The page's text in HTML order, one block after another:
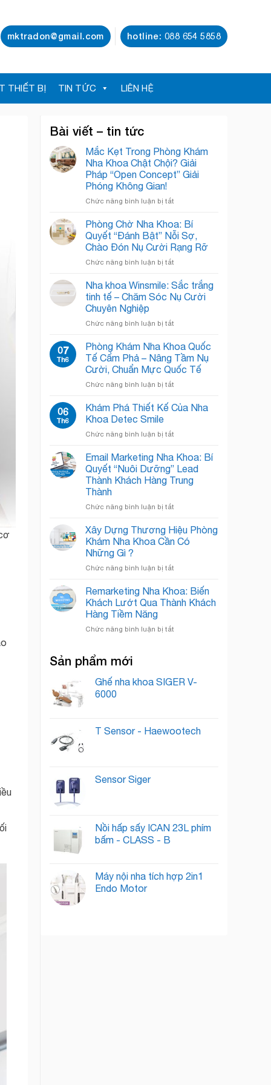
mktradon@gmail.com hotline: 088 654 5858
THIẾT BỊ TIN TỨC LIÊN HỆ
Bài viết – tin tức
Mắc Kẹt Trong Phòng Khám
Nha Khoa Chật Chội? Giải
Pháp “Open Concept” Giải
Phóng Không Gian!
Chức năng bình luận bị tắtở
Kẹt
Trong
Phòng
Khám
Nha
Chật
Chội?
Giải
“Open
Giải
Phóng
Không
Gian!
Phòng Chờ Nha Khoa: Bí
Quyết “Đánh Bật” Nỗi Sợ,
Chào Đón Nụ Cười Rạng Rỡ
Chức năng bình luận bị tắtở
Chờ
Nha
Khoa:
Quyết
Bật”
Nỗi
Sợ,
Chào
Đón
Cười
Nha khoa Winsmile: Sắc trắng
tinh tế – Chăm Sóc Nụ Cười
Chuyên Nghiệp
Chức năng bình luận bị tắtở
khoa
Winsmile:
Sắc
trắng
tinh
–
Nụ
Chuyên
Nghiệp
07
Th6
Phòng Khám Nha Khoa Quốc
Tế Cẩm Phả – Nâng Tầm Nụ
Cười, Chuẩn Mực Quốc Tế
Chức năng bình luận bị tắtở
Khám
Quốc
Cẩm
Phả
–
Nâng
Nụ
Chuẩn
Mực
06
Th6
Khám Phá Thiết Kế Của Nha
Khoa Detec Smile
Chức năng bình luận bị tắtở
Phá
Thiết
Kế
Của
Khoa
Smile
Email Marketing Nha Khoa: Bí
Quyết “Nuôi Dưỡng” Lead
Thành Khách Hàng Trung
Thành
Chức năng bình luận bị tắtở
Marketing
Nha
Khoa:
Quyết
Dưỡng”
Lead
Thành
Hàng
Xây Dựng Thương Hiệu Phòng
Khám Nha Khoa Cần Có
Những Gì ?
Chức năng bình luận bị tắtở
Dựng
Thương
Hiệu
Khám
Những
Remarketing Nha Khoa: Biến
Khách Lướt Qua Thành Khách
Hàng Tiềm Năng
Chức năng bình luận bị tắtở
Khách
Hàng
Sản phẩm mới
Ghế nha khoa SIGER V-
6000
T Sensor - Haewootech
Sensor Siger
Nồi hấp sấy ICAN 23L phím
bấm - CLASS - B
Máy nội nha tích hợp 2in1
Endo Motor